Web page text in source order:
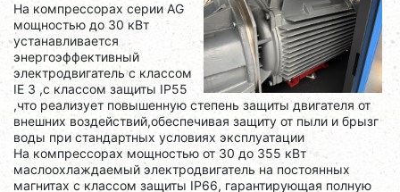
На компрессорах серии AG
мощностью до 30 кВт
устанавливается
энергоэффективный
электродвигатель с классом
IE 3 ,с классом защиты IP55
,что реализует повышенную степень защиты двигателя от
внешних воздействий,обеспечивая защиту от пыли и брызг
воды при стандартных условиях эксплуатации
На компрессорах мощностью от 30 до 355 кВт
маслоохлаждаемый электродвигатель на постоянных
магнитах с классом защиты IP66, гарантирующая полную